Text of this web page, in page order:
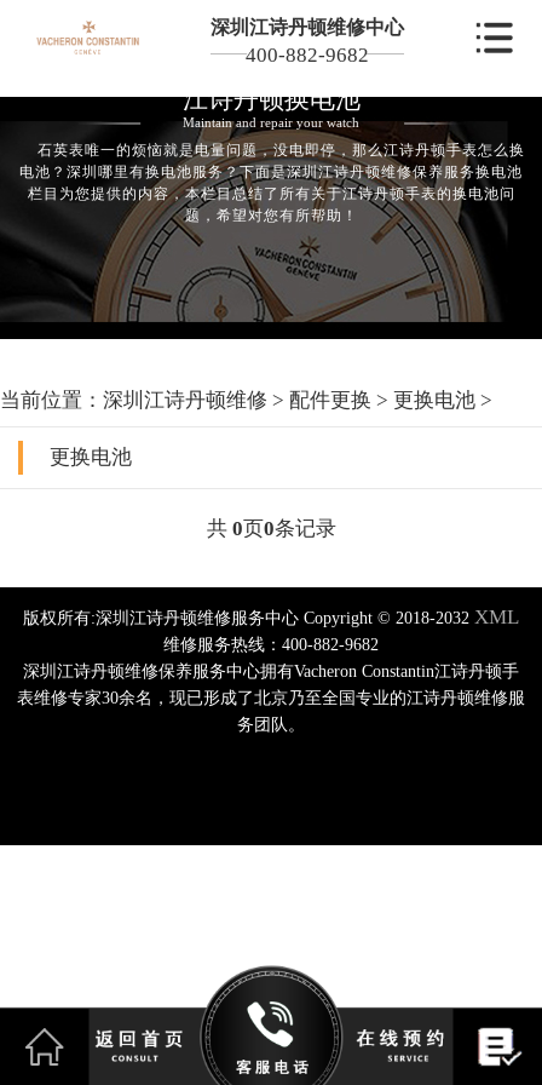
深圳江诗丹顿维修中心
400-882-9682
江诗丹顿换电池
Maintain and repair your watch
石英表唯一的烦恼就是电量问题，没电即停，那么江诗丹顿手表怎么换
电池？深圳哪里有换电池服务？下面是深圳江诗丹顿维修保养服务换电池
栏目为您提供的内容，本栏目总结了所有关于江诗丹顿手表的换电池问
题，希望对您有所帮助！
当前位置： 深圳江诗丹顿维修 > 配件更换 > 更换电池 >
更换电池
共 0 页0条记录
版权所有:深圳江诗丹顿维修服务中心 Copyright © 2018-2032 XML
维修服务热线：400-882-9682
深圳江诗丹顿维修保养服务中心拥有Vacheron Constantin江诗丹顿手
表维修专家30余名，现已形成了北京乃至全国专业的江诗丹顿维修服
务团队。